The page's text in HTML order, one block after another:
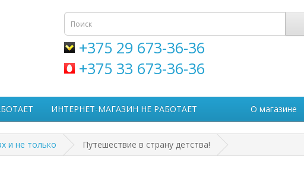
+375 29 673-36-36
+375 33 673-36-36
ИНТЕРНЕТ-МАГАЗИН НЕ РАБОТАЕТ О магазине
и не только Путешествие в страну детства!